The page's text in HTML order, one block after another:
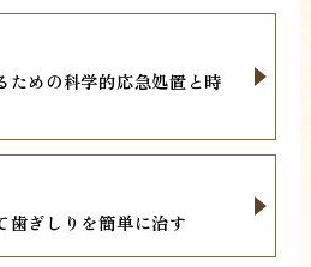
ための科学的応急処置と時
歯ぎしりを簡単に治す